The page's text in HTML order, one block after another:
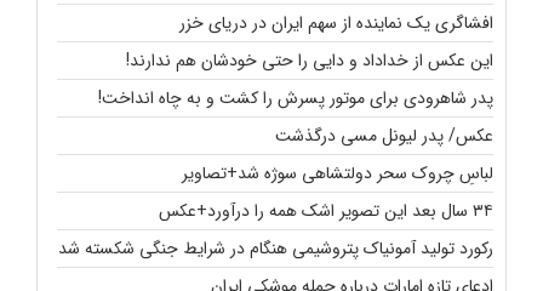
افشاگری یک نماینده از سهم ایران در دریای خزر
این عکس از خداداد و دایی را حتی خودشان هم ندارند!
پدر شاهرودی برای موتور پسرش را کشت و به چاه انداخت!
عکس/ پدر لیونل مسی درگذشت
لباسِ چروک سحر دولتشاهی سوژه شد+تصاویر
۳۴ سال بعد این تصویر اشک همه را درآورد+عکس
رکورد تولید آمونیاک پتروشیمی هنگام در شرایط جنگی شکسته شد
ادعای تازه امارات درباره حمله موشکی ایران